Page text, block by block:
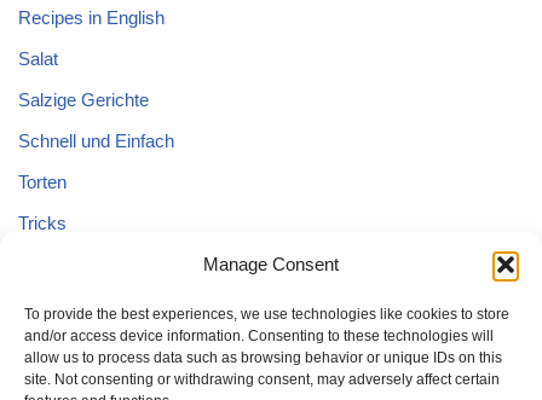
Manage Consent
To provide the best experiences, we use technologies like cookies to store
and/or access device information. Consenting to these technologies will
allow us to process data such as browsing behavior or unique IDs on this
site. Not consenting or withdrawing consent, may adversely affect certain
Recipes in English
Salat
Salzige Gerichte
Schnell und Einfach
Torten
Tricks
Uncategorized
Vegane Kuchen